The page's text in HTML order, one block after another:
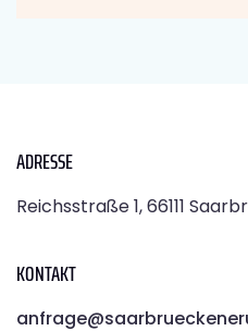
ADRESSE
Reichsstraße 1, 66111
KONTAKT